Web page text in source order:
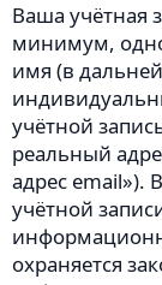
Ваша учётная
минимум,
имя (в
учётной
реальный
адрес
учётной
охраняется